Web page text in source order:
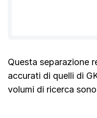
Questa separazione
accurati di quelli di
volumi di ricerca